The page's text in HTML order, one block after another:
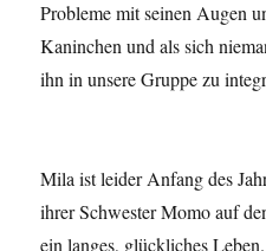
Probleme mit seinen Augen
Kaninchen und als sich
ihn in unsere Gruppe zu
Mila ist leider Anfang des
ihrer Schwester Momo auf
ein langes, glückliches